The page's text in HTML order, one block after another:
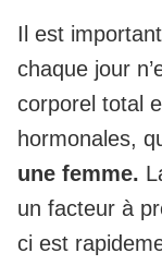
Il est
chaque jour
corporel total
hormonales,
une femme.
un facteur à
ci est